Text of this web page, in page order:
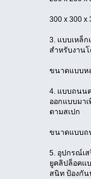
300 x 300 x
3. แบบเหล็
สำหรับงาน
ขนาดแบบหล่
4. แบบถนน
ออกแบบมา
ตามสเปก
ขนาดแบบถน
5. อุปกรณ์เ
ยูคลิปล็อคแ
สนิท ป้องกั